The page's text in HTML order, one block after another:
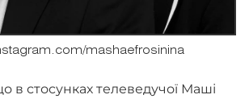
mashaefrosinina
в стосунках телеведучої Маші